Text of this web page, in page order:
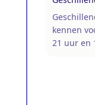
kennen
21 uur en